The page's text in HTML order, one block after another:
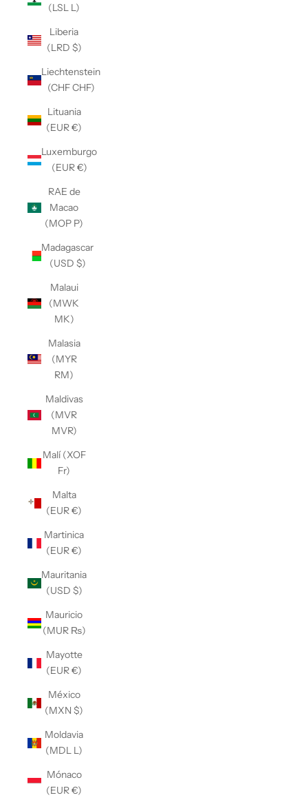
(LSL L)
Liberia
(LRD $)
Liechtenstein
(CHF CHF)
Lituania
(EUR €)
Luxemburgo
(EUR €)
RAE de
Macao
(MOP P)
Madagascar
(USD $)
Malaui
(MWK
MK)
Malasia
(MYR
RM)
Maldivas
(MVR
MVR)
Malí (XOF
Fr)
Malta
(EUR €)
Martinica
(EUR €)
Mauritania
(USD $)
Mauricio
(MUR ₨)
Mayotte
(EUR €)
México
(MXN $)
Moldavia
(MDL L)
Mónaco
(EUR €)